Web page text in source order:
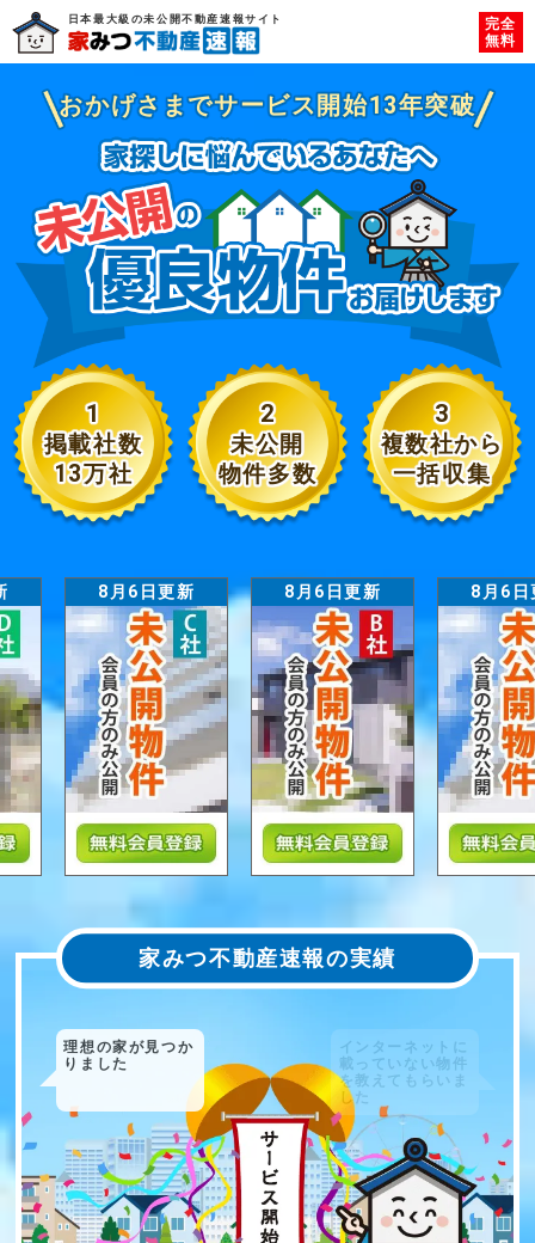
日本最大級の未公開不動産速報サイト
完全
無料
おかげさまでサービス開始13年突破
1
掲載社数
13万社
2
未公開
物件多数
3
複数社から
一括収集
8月6日更新 8月6日更新 8月6日
家みつ不動産速報の実績
インターネットに
載っていない物件
を教えてもらいま
した